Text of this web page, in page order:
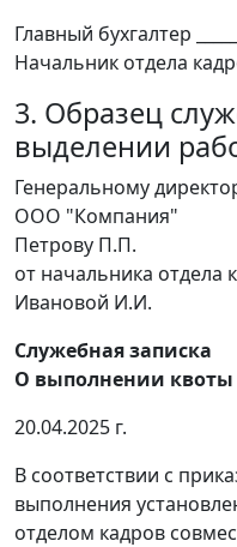
Главный бухгалтер
Начальник отдела
3. Образец
выделении
Генеральному
ООО "Компания"
Петрову П.П.
от начальника отдела
Ивановой И.И.
Служебная записка
О выполнении
20.04.2025 г.
В соответствии с
выполнения
отделом кадров